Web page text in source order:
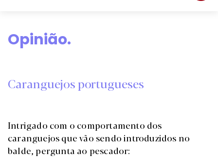
Opinião.
Caranguejos portugueses
Intrigado com o comportamento dos
caranguejos que vão sendo introduzidos no
balde, pergunta ao pescador: